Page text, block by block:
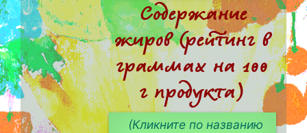
Содержание
жиров (рейтинг в
граммах на 100
г продукта)
(Кликните по названию